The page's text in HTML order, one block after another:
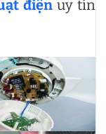
điệnuy tín